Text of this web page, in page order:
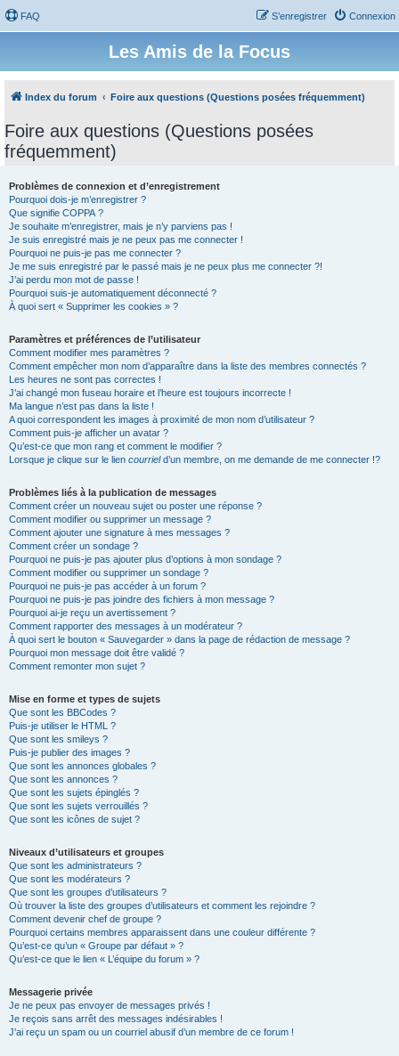
FAQ Connexion
S’enregistrer
Les Amis de la Focus
Index du forum Foire aux questions (Questions posées fréquemment)
Foire aux questions (Questions posées
fréquemment)
Problèmes de connexion et d’enregistrement
Pourquoi dois-je m’enregistrer ?
Que signifie COPPA ?
Je souhaite m’enregistrer, mais je n’y parviens pas !
Je suis enregistré mais je ne peux pas me connecter !
Pourquoi ne puis-je pas me connecter ?
Je me suis enregistré par le passé mais je ne peux plus me connecter ?!
J’ai perdu mon mot de passe !
Pourquoi suis-je automatiquement déconnecté ?
À quoi sert « Supprimer les cookies » ?
Paramètres et préférences de l’utilisateur
Comment modifier mes paramètres ?
Comment empêcher mon nom d’apparaître dans la liste des membres connectés ?
Les heures ne sont pas correctes !
J’ai changé mon fuseau horaire et l’heure est toujours incorrecte !
Ma langue n’est pas dans la liste !
A quoi correspondent les images à proximité de mon nom d’utilisateur ?
Comment puis-je afficher un avatar ?
Qu’est-ce que mon rang et comment le modifier ?
Lorsque je clique sur le lien courrield’un membre, on me demande de me connecter !?
Problèmes liés à la publication de messages
Comment créer un nouveau sujet ou poster une réponse ?
Comment modifier ou supprimer un message ?
Comment ajouter une signature à mes messages ?
Comment créer un sondage ?
Pourquoi ne puis-je pas ajouter plus d’options à mon sondage ?
Comment modifier ou supprimer un sondage ?
Pourquoi ne puis-je pas accéder à un forum ?
Pourquoi ne puis-je pas joindre des fichiers à mon message ?
Pourquoi ai-je reçu un avertissement ?
Comment rapporter des messages à un modérateur ?
À quoi sert le bouton « Sauvegarder » dans la page de rédaction de message ?
Pourquoi mon message doit être validé ?
Comment remonter mon sujet ?
Mise en forme et types de sujets
Que sont les BBCodes ?
Puis-je utiliser le HTML ?
Que sont les smileys ?
Puis-je publier des images ?
Que sont les annonces globales ?
Que sont les annonces ?
Que sont les sujets épinglés ?
Que sont les sujets verrouillés ?
Que sont les icônes de sujet ?
Niveaux d’utilisateurs et groupes
Que sont les administrateurs ?
Que sont les modérateurs ?
Que sont les groupes d’utilisateurs ?
Où trouver la liste des groupes d’utilisateurs et comment les rejoindre ?
Comment devenir chef de groupe ?
Pourquoi certains membres apparaissent dans une couleur différente ?
Qu’est-ce qu’un « Groupe par défaut » ?
Qu’est-ce que le lien « L’équipe du forum » ?
Messagerie privée
Je ne peux pas envoyer de messages privés !
Je reçois sans arrêt des messages indésirables !
J’ai reçu un spam ou un courriel abusif d’un membre de ce forum !